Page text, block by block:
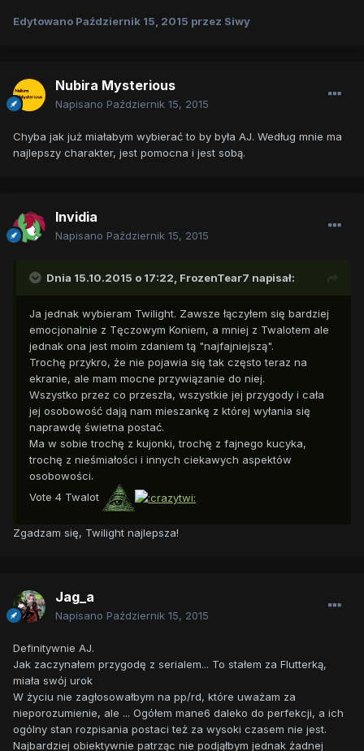
Edytowano Październik 15, 2015 przez Siwy
Nubira Mysterious
Napisano Październik 15, 2015
Chyba jak już miałabym wybierać to by była AJ. Według mnie ma
najlepszy charakter, jest pomocna i jest sobą.
Invidia
Napisano Październik 15, 2015
Dnia 15.10.2015 o 17:22, FrozenTear7 napisał:
Ja jednak wybieram Twilight. Zawsze łączyłem się bardziej
emocjonalnie z Tęczowym Koniem, a mniej z Twalotem ale
jednak ona jest moim zdaniem tą "najfajniejszą".
Trochę przykro, że nie pojawia się tak często teraz na
ekranie, ale mam mocne przywiązanie do niej.
Wszystko przez co przeszła, wszystkie jej przygody i cała
jej osobowość dają nam mieszankę z której wyłania się
naprawdę świetna postać.
Ma w sobie trochę z kujonki, trochę z fajnego kucyka,
trochę z nieśmiałości i innych ciekawych aspektów
osobowości.
Vote 4 Twalot
Zgadzam się, Twilight najlepsza!
Jag_a
Napisano Październik 15, 2015
Definitywnie AJ.
Jak zaczynałem przygodę z serialem... To stałem za Flutterką,
miała swój urok
W życiu nie zagłosowałbym na pp/rd, które uważam za
nieporozumienie, ale ... Ogółem mane6 daleko do perfekcji, a ich
ogólny stan rozpisania postaci też za wysoki czasem nie jest.
Najbardziej obiektywnie patrząc nie podjąłbym jednak żadnej